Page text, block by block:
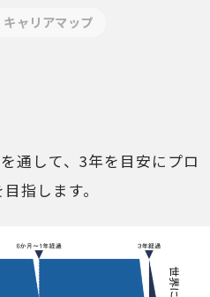
キャリアマップ
通して、3年を目安にプロ
指します。